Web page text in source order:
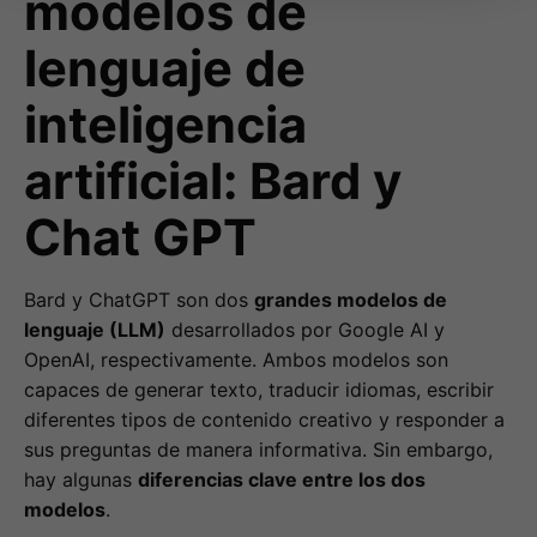
modelos de
lenguaje de
inteligencia
artificial: Bard y
Chat GPT
Bard y ChatGPT son dos grandes modelos de
lenguaje (LLM) desarrollados por Google AI y
OpenAI, respectivamente. Ambos modelos son
capaces de generar texto, traducir idiomas, escribir
diferentes tipos de contenido creativo y responder a
sus preguntas de manera informativa. Sin embargo,
hay algunas diferencias clave entre los dos
modelos.